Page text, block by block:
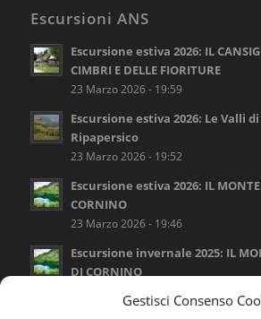
Gestisci Consenso
Escursioni ANS
Escursione estiva 2026: IL
CIMBRI E DELLE FIORITURE
23 Marzo 2026 - 19:59
Escursione estiva 2026: Le Valli
Ripapersico
23 Marzo 2026 - 19:52
Escursione estiva 2026: IL MONTE
CORNINO
23 Marzo 2026 - 19:46
Escursione invernale 2025: IL
DI CORNINO